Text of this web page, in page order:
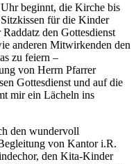
beginnt, die Kirche bis
für die Kinder
den Gottesdienst
anderen Mitwirkenden den
zu feiern –
von Herrn Pfarrer
Gottesdienst und auf die
mir ein Lächeln ins
den wundervoll
von Kantor i.R.
den Kita-Kinder